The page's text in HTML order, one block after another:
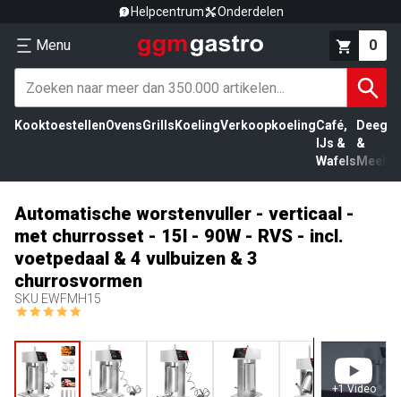
Helpcentrum Onderdelen
Menu 0
KooktoestellenOvensGrills KoelingVerkoopkoelingCafé,
IJs &
Wafels
Deeg
&
Meel
Automatische worstenvuller - verticaal -
met churrosset - 15l - 90W - RVS - incl.
voetpedaal & 4 vulbuizen & 3
churrosvormen
SKU EWFMH15
+1 Video